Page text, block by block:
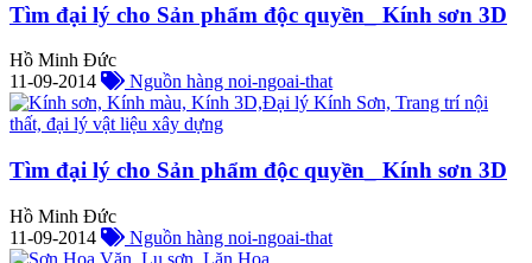
Tìm đại lý cho Sản phẩm độc quyền_ Kính sơn 3D
Hồ Minh Đức
11-09-2014
Nguồn hàng noi-ngoai-that
Tìm đại lý cho Sản phẩm độc quyền_ Kính sơn 3D
Hồ Minh Đức
11-09-2014
Nguồn hàng noi-ngoai-that